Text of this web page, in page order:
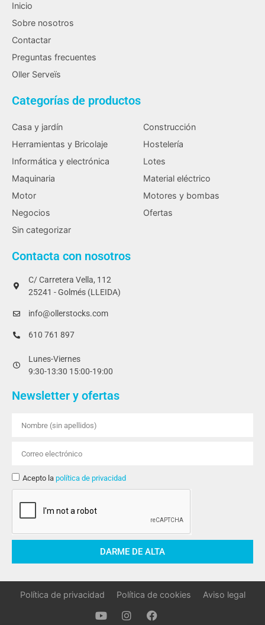
Inicio
Sobre nosotros
Contactar
Preguntas frecuentes
Oller Serveïs
Categorías de productos
Casa y jardín
Construcción
Herramientas y Bricolaje
Hostelería
Informática y electrónica
Lotes
Maquinaria
Material eléctrico
Motor
Motores y bombas
Negocios
Ofertas
Sin categorizar
Contacta con nosotros
C/ Carretera Vella, 112
25241 - Golmés (LLEIDA)
info@ollerstocks.com
610 761 897
Lunes-Viernes
9:30-13:30 15:00-19:00
Newsletter y ofertas
Acepto la política de privacidad
DARME DE ALTA
Política de privacidad Política de cookies Aviso legal